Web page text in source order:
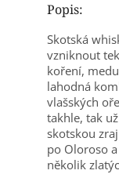
Popis:
Skotská
vzniknout
koření,
lahodná
vlašských
takhle, tak
skotskou
po Oloroso
několik